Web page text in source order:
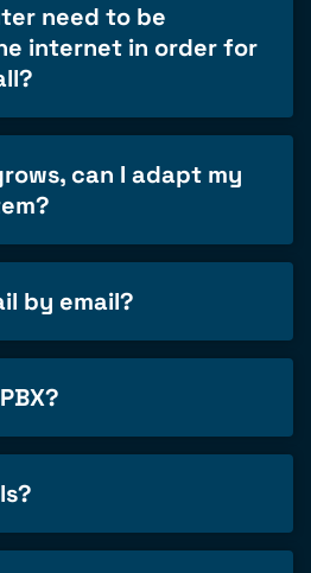
need to be
internet in order for
can I adapt my
by email?